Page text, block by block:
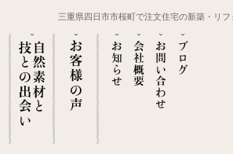
三重県四日市市桜町で注文住宅の新築・リ